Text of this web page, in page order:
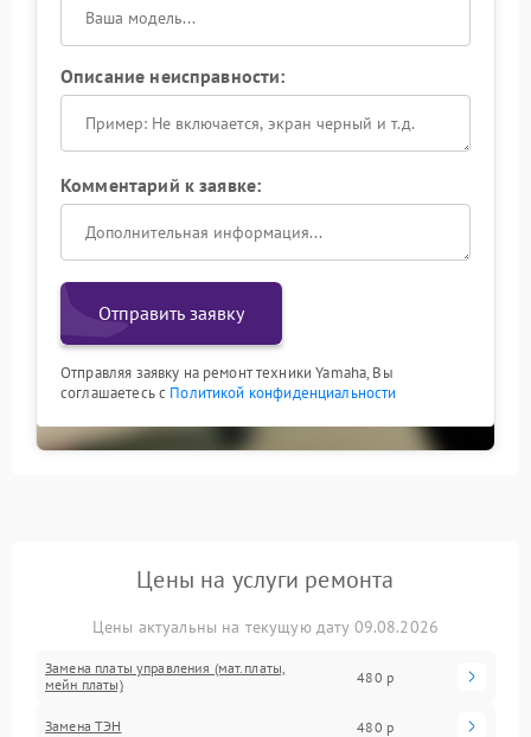
Описание неисправности:
Комментарий к заявке:
Отправить заявку
Отправляя заявку на ремонт техники Yamaha, Вы
соглашаетесь с Политикой конфиденциальности
Цены на услуги ремонта
Цены актуальны на текущую дату 09.08.2026
Замена платы управления (мат.платы,
мейн платы)
480 р
Замена ТЭН 480 р